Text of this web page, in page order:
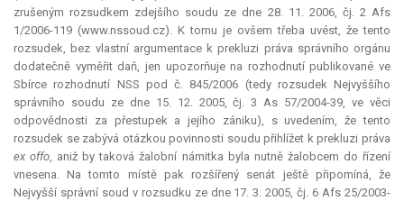
zrušeným rozsudkem zdejšího soudu ze dne 28. 11. 2006, čj. 2 Afs
1/2006-119 (www.nssoud.cz). K tomu je ovšem třeba uvést, že tento
rozsudek, bez vlastní argumentace k prekluzi práva správního orgánu
dodatečně vyměřit daň, jen upozorňuje na rozhodnutí publikované ve
Sbírce rozhodnutí NSS pod č. 845/2006 (tedy rozsudek Nejvyššího
správního soudu ze dne 15. 12. 2005, čj. 3 As 57/2004-39, ve věci
odpovědnosti za přestupek a jejího zániku), s uvedením, že tento
rozsudek se zabývá otázkou povinnosti soudu přihlížet k prekluzi práva
ex offo, aniž by taková žalobní námitka byla nutně žalobcem do řízení
vnesena. Na tomto místě pak rozšířený senát ještě připomíná, že
Nejvyšší správní soud v rozsudku ze dne 17. 3. 2005, čj. 6 Afs 25/2003-